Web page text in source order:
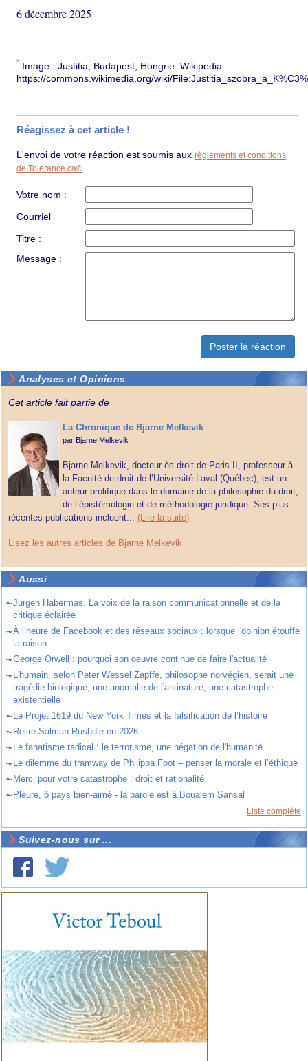
6 décembre 2025
* Image : Justitia, Budapest, Hongrie. Wikipedia :
https://commons.wikimedia.org/wiki/
Réagissez à cet article !
L'envoi de votre réaction est soumis auxrèglements et conditions
de Tolerance.ca®
Votre nom :
Courriel
Titre :
Message :
Analyses et Opinions
Cet article fait partie de
La Chronique de Bjarne Melkevik
par Bjarne Melkevik
Bjarne Melkevik, docteur ès droit de Paris II, professeur à
la Faculté de droit de l’Université Laval (Québec), est un
auteur prolifique dans le domaine de la philosophie du droit,
de l’épistémologie et de méthodologie juridique. Ses plus
récentes publications incluent... (Lire la suite)
Lisez les autres articles de Bjarne Melkevik
Aussi
~Jürgen Habermas. La voix de la raison communicationnelle et de la
critique éclairée
~À l’heure de Facebook et des réseaux sociaux : lorsque l'opinion étouffe
la raison
~George Orwell : pourquoi son oeuvre continue de faire l'actualité
~ L'humain, selon Peter Wessel Zapffe, philosophe norvégien, serait une
tragédie biologique, une anomalie de l'antinature, une catastrophe
existentielle
~ Le Projet 1619 du New York Times et la falsification de l’histoire
~ Relire Salman Rushdie en 2026
~ Le fanatisme radical : le terrorisme, une négation de l'humanité
~ Le dilemme du tramway de Philippa Foot – penser la morale et l’éthique
~ Merci pour votre catastrophe : droit et rationalité
~ Pleure, ô pays bien-aimé - la parole est à Boualem Sansal
Liste complète
Suivez-nous sur ...